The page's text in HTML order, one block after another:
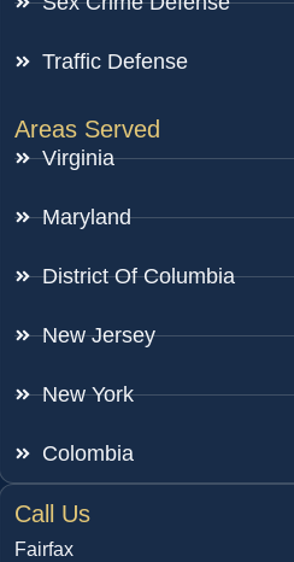
Traffic Defense
Areas Served
Virginia
Maryland
District Of Columbia
New Jersey
New York
Colombia
Call Us
Fairfax